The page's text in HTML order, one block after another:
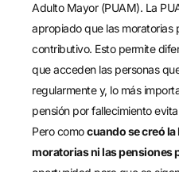
Adulto Mayor (PUAM). La
apropiado que las moratorias
contributivo. Esto permite
que acceden las personas
regularmente y, lo más
pensión por fallecimiento
Pero comocuando se creó la
moratorias ni las pensiones